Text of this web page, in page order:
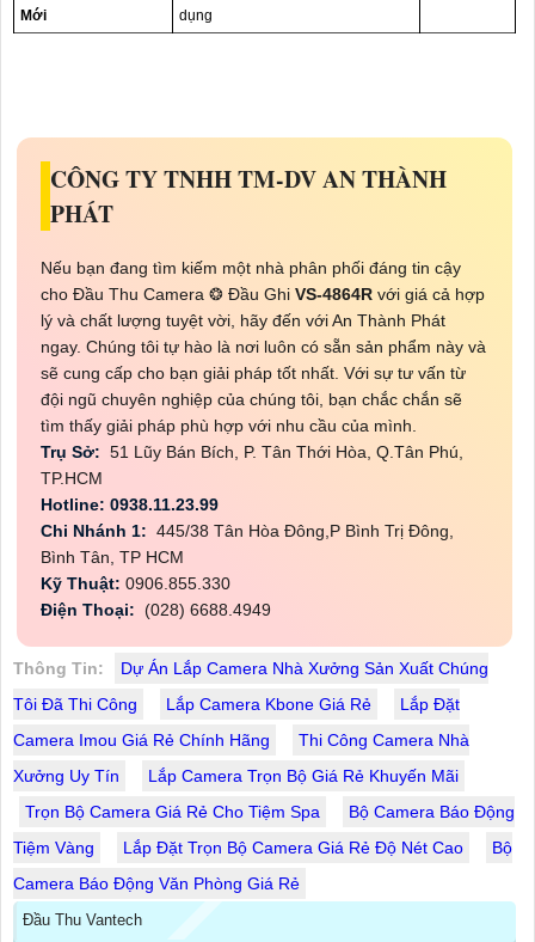
Mới
dụng
CÔNG TY TNHH TM-DV AN THÀNH
PHÁT
Nếu bạn đang tìm kiếm một nhà phân phối đáng tin cậy
cho Đầu Thu Camera ❂ Đầu Ghi VS-4864R với giá cả hợp
lý và chất lượng tuyệt vời, hãy đến với An Thành Phát
ngay. Chúng tôi tự hào là nơi luôn có sẵn sản phẩm này và
sẽ cung cấp cho bạn giải pháp tốt nhất. Với sự tư vấn từ
đội ngũ chuyên nghiệp của chúng tôi, bạn chắc chắn sẽ
tìm thấy giải pháp phù hợp với nhu cầu của mình.
Trụ Sở: 51 Lũy Bán Bích, P. Tân Thới Hòa, Q.Tân Phú,
TP.HCM
Hotline: 0938.11.23.99
Chi Nhánh 1: 445/38 Tân Hòa Đông,P Bình Trị Đông,
Bình Tân, TP HCM
Kỹ Thuật: 0906.855.330
Điện Thoại: (028) 6688.4949
Thông Tin:
Dự Án Lắp Camera Nhà Xưởng Sản Xuất Chúng
Tôi Đã Thi Công
Lắp Camera Kbone Giá Rẻ
Lắp Đặt
Camera Imou Giá Rẻ Chính Hãng
Thi Công Camera Nhà
Xưởng Uy Tín
Lắp Camera Trọn Bộ Giá Rẻ Khuyến Mãi
Trọn Bộ Camera Giá Rẻ Cho Tiệm Spa
Bộ Camera Báo Động
Tiệm Vàng
Lắp Đặt Trọn Bộ Camera Giá Rẻ Độ Nét Cao
Bộ
Camera Báo Động Văn Phòng Giá Rẻ
Đầu Thu Vantech